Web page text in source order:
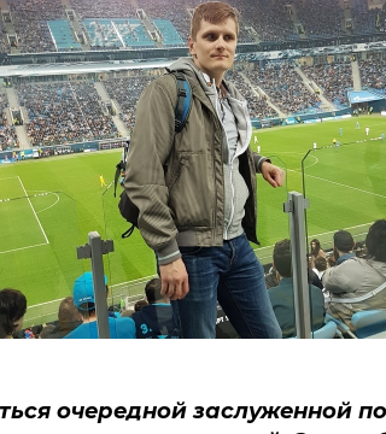
очередной заслуженной